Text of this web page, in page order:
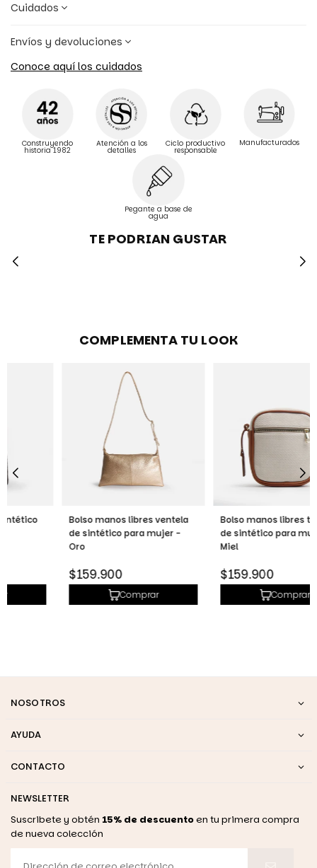
Cuidados
Envíos y devoluciones
Conoce aquí los cuidados
Construyendo
historia 1982
Atención a los
detalles
Ciclo productivo
responsable
Manufacturados
Pegante a base de
agua
TE PODRIAN GUSTAR
COMPLEMENTA TU LOOK
Bolso manos libres ventela
de sintético para mujer -
habitual
$159.900
Bolso manos libres tramonta
de sintético para mujer -
habitual
$159.900
NOSOTROS
AYUDA
CONTACTO
NEWSLETTER
Suscribete y obtén 15% de descuentoen tu primera compra
de nueva colección